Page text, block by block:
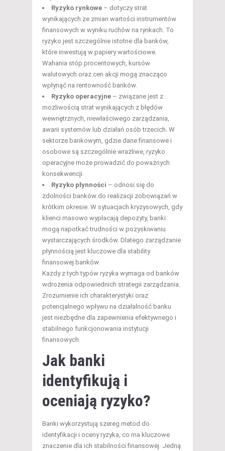
Ryzyko rynkowe – dotyczy strat
wynikających ze zmian wartości instrumentów
finansowych w wyniku ruchów na rynkach. To
ryzyko jest szczególnie istotne dla banków,
które inwestują w papiery wartościowe.
Wahania stóp procentowych, kursów
walutowych oraz cen akcji mogą znacząco
wpłynąć na rentowność banków.
Ryzyko operacyjne – związane jest z
możliwością strat wynikających z błędów
wewnętrznych, niewłaściwego zarządzania,
awarii systemów lub działań osób trzecich. W
sektorze bankowym, gdzie dane finansowe i
osobowe są szczególnie wrażliwe, ryzyko
operacyjne może prowadzić do poważnych
konsekwencji.
Ryzyko płynności – odnosi się do
zdolności banków do realizacji zobowiązań w
krótkim okresie. W sytuacjach kryzysowych, gdy
klienci masowo wypłacają depozyty, banki
mogą napotkać trudności w pozyskiwaniu
wystarczających środków. Dlatego zarządzanie
płynnością jest kluczowe dla stability
finansowej banków.
Każdy z tych typów ryzyka wymaga od banków
wdrożenia odpowiednich strategii zarządzania.
Zrozumienie ich charakterystyki oraz
potencjalnego wpływu na działalność banku
jest niezbędne dla zapewnienia efektywnego i
stabilnego funkcjonowania instytucji
finansowych.
Jak banki
identyfikują i
oceniają ryzyko?
Banki wykorzystują szereg metod do
identyfikacji i oceny ryzyka, co ma kluczowe
znaczenie dla ich stabilności finansowej. Jedną